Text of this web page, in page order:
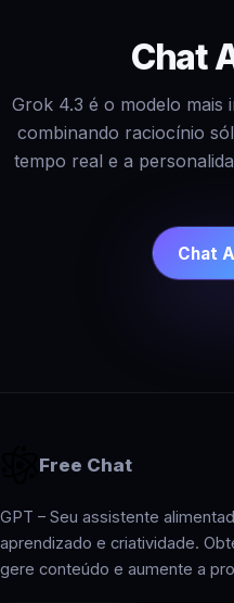
Chat
Grok 4.3 é o modelo mais
combinando raciocínio
tempo real e a
Chat
Free Chat
GPT – Seu assistente
aprendizado e criatividade.
gere conteúdo e aumente a